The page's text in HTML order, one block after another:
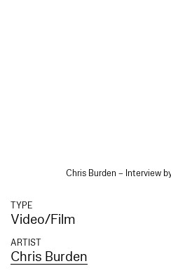
Chris Burden – Interview
TYPE
Video/Film
ARTIST
Chris Burden